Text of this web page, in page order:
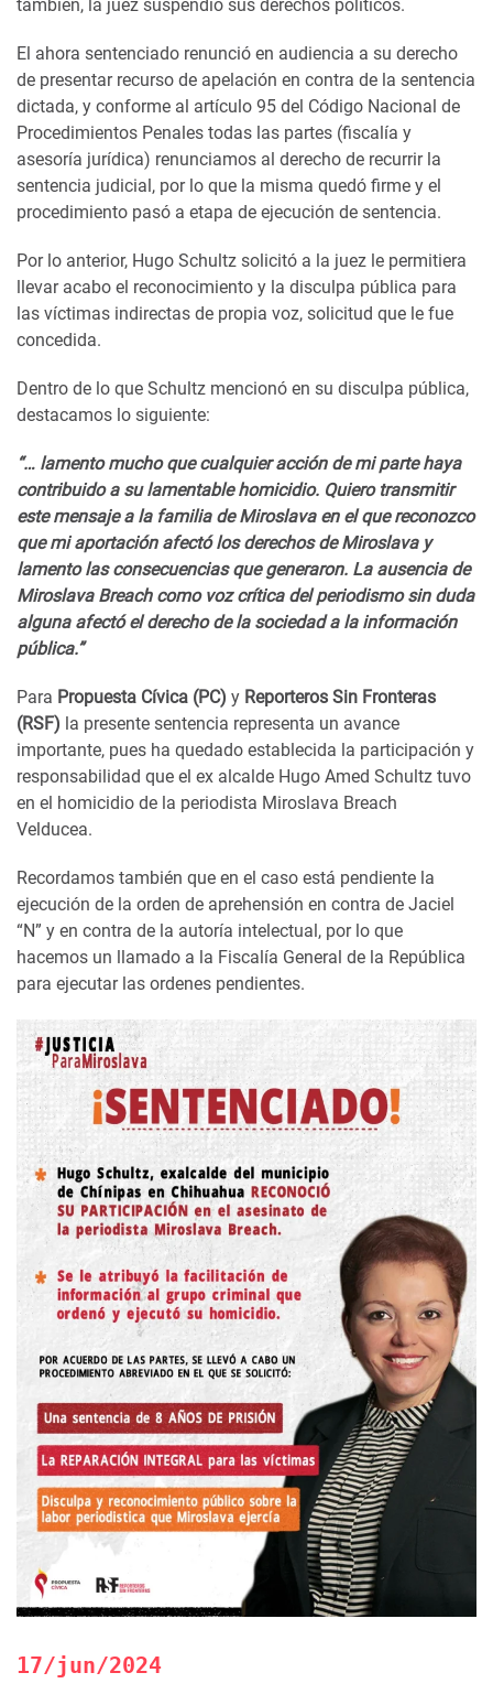
también, la juez suspendió sus derechos políticos.
El ahora sentenciado renunció en audiencia a su derecho
de presentar recurso de apelación en contra de la sentencia
dictada, y conforme al artículo 95 del Código Nacional de
Procedimientos Penales todas las partes (fiscalía y
asesoría jurídica) renunciamos al derecho de recurrir la
sentencia judicial, por lo que la misma quedó firme y el
procedimiento pasó a etapa de ejecución de sentencia.
Por lo anterior, Hugo Schultz solicitó a la juez le permitiera
llevar acabo el reconocimiento y la disculpa pública para
las víctimas indirectas de propia voz, solicitud que le fue
concedida.
Dentro de lo que Schultz mencionó en su disculpa pública,
destacamos lo siguiente:
“… lamento mucho que cualquier acción de mi parte haya
contribuido a su lamentable homicidio. Quiero transmitir
este mensaje a la familia de Miroslava en el que reconozco
que mi aportación afectó los derechos de Miroslava y
lamento las consecuencias que generaron. La ausencia de
Miroslava Breach como voz crítica del periodismo sin duda
alguna afectó el derecho de la sociedad a la información
pública.”
Para Propuesta Cívica (PC) y Reporteros Sin Fronteras
(RSF) la presente sentencia representa un avance
importante, pues ha quedado establecida la participación y
responsabilidad que el ex alcalde Hugo Amed Schultz tuvo
en el homicidio de la periodista Miroslava Breach
Velducea.
Recordamos también que en el caso está pendiente la
ejecución de la orden de aprehensión en contra de Jaciel
“N” y en contra de la autoría intelectual, por lo que
hacemos un llamado a la Fiscalía General de la República
para ejecutar las ordenes pendientes.
17/jun/2024